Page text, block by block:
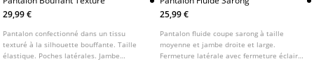
29,99 €
Pantalon confectionné dans un tissu
texturé à la silhouette bouffante. Taille
élastique. Poches latérales. Jambe
25,99 €
Pantalon fluide coupe sarong à taille
moyenne et jambe droite et large.
Fermeture latérale avec fermeture éclair